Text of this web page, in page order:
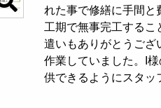
れた事で修繕に手間と
工期で無事完工する
遣いもありがとうござ
作業していました。I
供できるようにスタッ